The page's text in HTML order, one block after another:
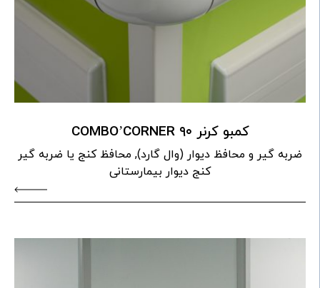
کمبو کرنر ۹۰ COMBO’CORNER
ضربه گیر و محافظ دیوار (وال گارد), محافظ کنج یا ضربه گیر
کنج دیوار بیمارستانی